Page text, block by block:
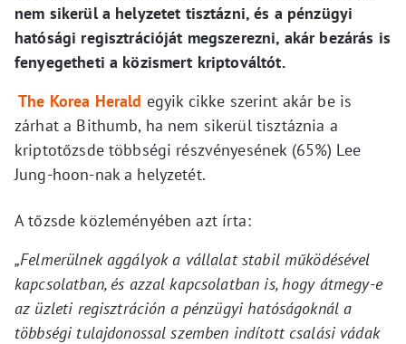
nem sikerül a helyzetet tisztázni, és a pénzügyi
hatósági regisztrációját megszerezni, akár bezárás is
fenyegetheti a közismert kriptováltót.
The Korea Herald egyik cikke szerint akár be is
zárhat a Bithumb, ha nem sikerül tisztáznia a
kriptotőzsde többségi részvényesének (65%) Lee
Jung-hoon-nak a helyzetét.
A tőzsde közleményében azt írta:
„Felmerülnek aggályok a vállalat stabil működésével
kapcsolatban, és azzal kapcsolatban is, hogy átmegy-e
az üzleti regisztráción a pénzügyi hatóságoknál a
többségi tulajdonossal szemben indított csalási vádak